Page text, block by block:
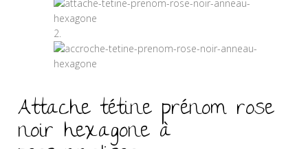
Attache tétine prénom rose
noir hexagone à